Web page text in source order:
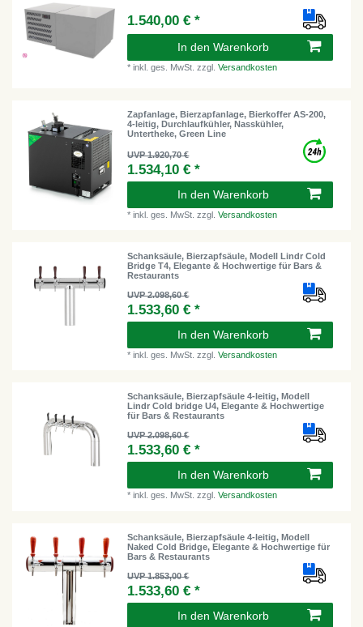
1.540,00 € *
In den Warenkorb
*inkl. ges. MwSt. zzgl.Versandkosten
Zapfanlage, Bierzapfanlage, Bierkoffer AS-200,
4-leitig, Durchlaufkühler, Nasskühler,
Untertheke, Green Line
UVP 1.920,70 €
1.534,10 € *
In den Warenkorb
*inkl. ges. MwSt. zzgl.Versandkosten
Schanksäule, Bierzapfsäule, Modell Lindr Cold
Bridge T4, Elegante & Hochwertige für Bars &
Restaurants
UVP 2.098,60 €
1.533,60 € *
In den Warenkorb
*inkl. ges. MwSt. zzgl.Versandkosten
Schanksäule, Bierzapfsäule 4-leitig, Modell
Lindr Cold bridge U4, Elegante & Hochwertige
für Bars & Restaurants
UVP 2.098,60 €
1.533,60 € *
In den Warenkorb
*inkl. ges. MwSt. zzgl.Versandkosten
Schanksäule, Bierzapfsäule 4-leitig, Modell
Naked Cold Bridge, Elegante & Hochwertige für
Bars & Restaurants
UVP 1.853,00 €
1.533,60 € *
In den Warenkorb